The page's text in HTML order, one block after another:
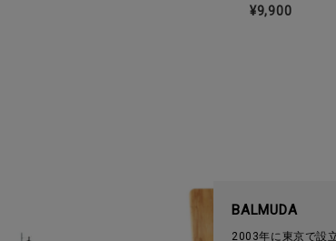
¥9,900
BALMUDA
2003年に東京で設